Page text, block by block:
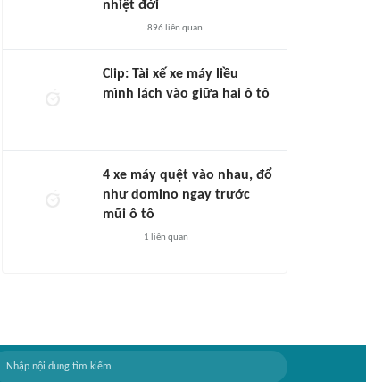
nhiệt đới
896 liên quan
Clip: Tài xế xe máy liều
mình lách vào giữa hai ô tô
4 xe máy quệt vào nhau, đổ
như domino ngay trước
mũi ô tô
1 liên quan